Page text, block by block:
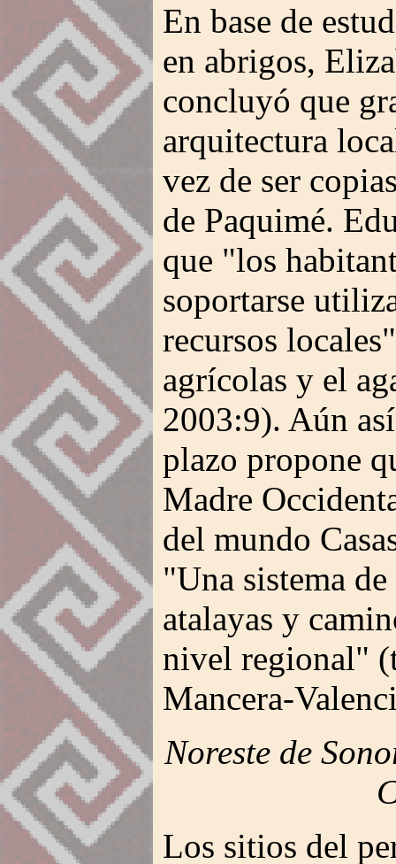
En base de
en abrigos,
concluyó que
arquitectura
vez de ser
de Paquimé.
que "los
soportarse
recursos
agrícolas y el
2003:9). Aún
plazo propone
Madre
del mundo
"Una sistema
atalayas y
nivel regional"
Mancera-
Noreste de
Los sitios del